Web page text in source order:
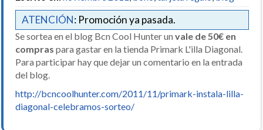
ATENCIÓN: Promoción ya pasada.
Se sortea en el blog Bcn Cool Hunter un vale de 50€ en
compras para gastar en la tienda Primark L'illa Diagonal.
Para participar hay que dejar un comentario en la entrada
del blog.
http://bcncoolhunter.com/2011/11/primark-instala-lilla-
diagonal-celebramos-sorteo/